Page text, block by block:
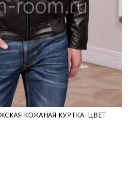
КОЖАНАЯ КУРТКА. ЦВЕТ